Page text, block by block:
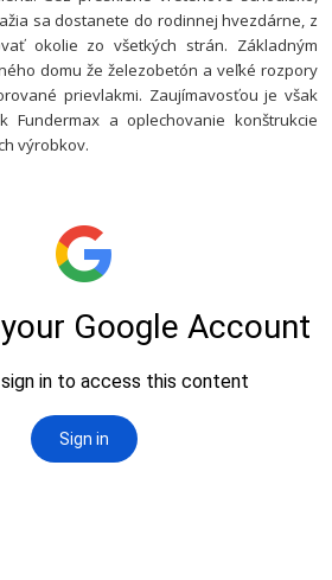
sa dostanete do rodinnej hvezdárne, z
okolie zo všetkých strán. Základným
domu že železobetón a veľké rozpory
prievlakmi. Zaujímavosťou je však
a oplechovanie konštrukcie
výrobkov.